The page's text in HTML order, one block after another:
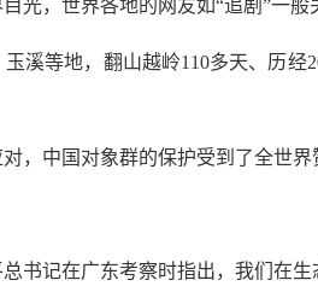
，世界各地的网友如“追剧”一般
等地，翻山越岭110多天、历经
中国对象群的保护受到了全世界
记在广东考察时指出，我们在